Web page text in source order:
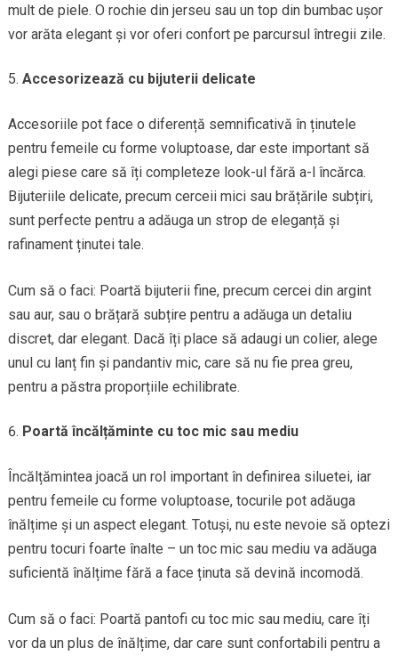
mult de piele. O rochie din jerseu sau un top din bumbac ușor
vor arăta elegant și vor oferi confort pe parcursul întregii zile.
Accesorizează cu bijuterii delicate
Accesoriile pot face o diferență semnificativă în ținutele
pentru femeile cu forme voluptoase, dar este important să
alegi piese care să îți completeze look-ul fără a-l încărca.
Bijuteriile delicate, precum cerceii mici sau brățările subțiri,
sunt perfecte pentru a adăuga un strop de eleganță și
rafinament ținutei tale.
Cum să o faci: Poartă bijuterii fine, precum cercei din argint
sau aur, sau o brățară subțire pentru a adăuga un detaliu
discret, dar elegant. Dacă îți place să adaugi un colier, alege
unul cu lanț fin și pandantiv mic, care să nu fie prea greu,
pentru a păstra proporțiile echilibrate.
Poartă încălțăminte cu toc mic sau mediu
Încălțămintea joacă un rol important în definirea siluetei, iar
pentru femeile cu forme voluptoase, tocurile pot adăuga
înălțime și un aspect elegant. Totuși, nu este nevoie să optezi
pentru tocuri foarte înalte – un toc mic sau mediu va adăuga
suficientă înălțime fără a face ținuta să devină incomodă.
Cum să o faci: Poartă pantofi cu toc mic sau mediu, care îți
vor da un plus de înălțime, dar care sunt confortabili pentru a